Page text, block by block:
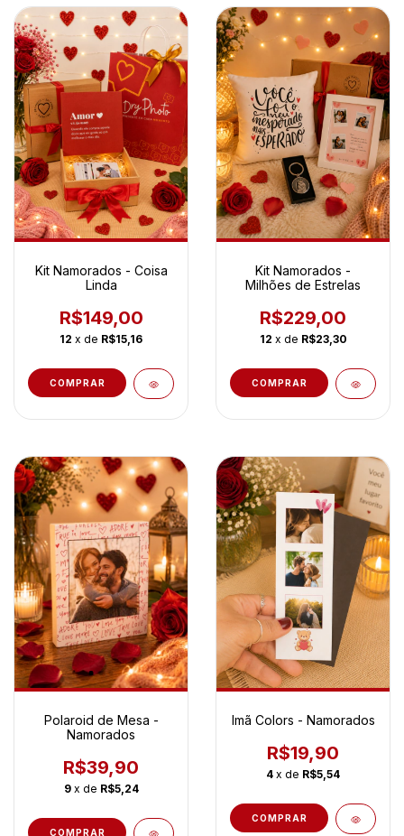
Kit Namorados - Coisa
Linda
R$149,00
12 x de R$15,16
Kit Namorados -
Milhões de Estrelas
R$229,00
12 x de R$23,30
Polaroid de Mesa -
Namorados
R$39,90
9 x de R$5,24
Imã Colors - Namorados
R$19,90
4 x de R$5,54